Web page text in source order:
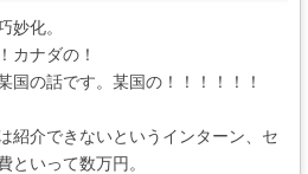
妙化。
カナダの！
国の話です。某国の！！！！！！
紹介できないというインターン、セ
といって数万円。